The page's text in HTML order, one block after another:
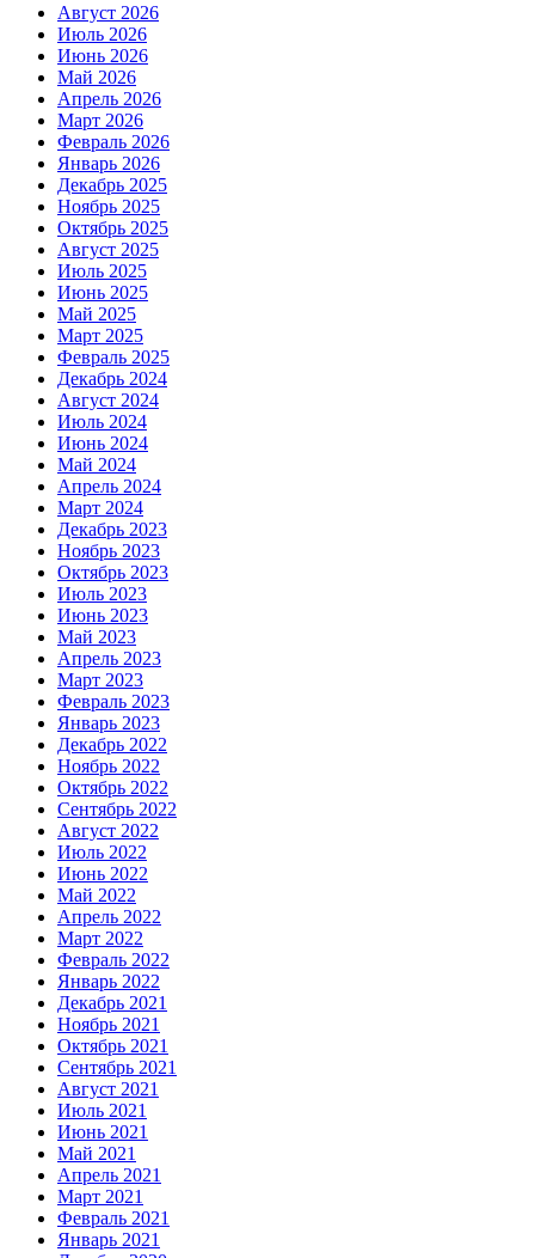
Август 2026
Июль 2026
Июнь 2026
Май 2026
Апрель 2026
Март 2026
Февраль 2026
Январь 2026
Декабрь 2025
Ноябрь 2025
Октябрь 2025
Август 2025
Июль 2025
Июнь 2025
Май 2025
Март 2025
Февраль 2025
Декабрь 2024
Август 2024
Июль 2024
Июнь 2024
Май 2024
Апрель 2024
Март 2024
Декабрь 2023
Ноябрь 2023
Октябрь 2023
Июль 2023
Июнь 2023
Май 2023
Апрель 2023
Март 2023
Февраль 2023
Январь 2023
Декабрь 2022
Ноябрь 2022
Октябрь 2022
Сентябрь 2022
Август 2022
Июль 2022
Июнь 2022
Май 2022
Апрель 2022
Март 2022
Февраль 2022
Январь 2022
Декабрь 2021
Ноябрь 2021
Октябрь 2021
Сентябрь 2021
Август 2021
Июль 2021
Июнь 2021
Май 2021
Апрель 2021
Март 2021
Февраль 2021
Январь 2021